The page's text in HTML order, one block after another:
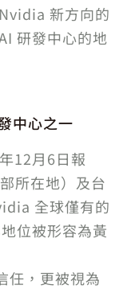
新方向的
研發中心的地
中心之一
12月6日報
所在地）及台
全球僅有的
位被形容為黃
任，更被視為